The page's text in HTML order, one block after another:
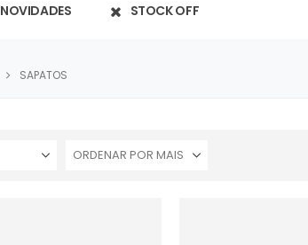
NOVIDADES STOCK OFF
SAPATOS